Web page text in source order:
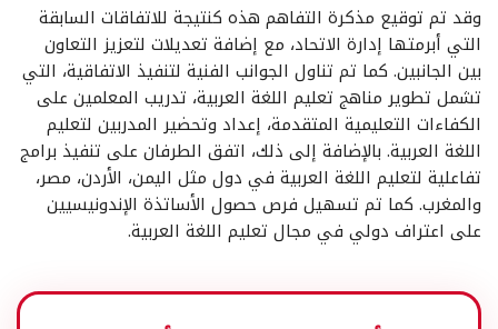
وقد تم توقيع مذكرة التفاهم هذه كنتيجة للاتفاقات السابقة
التي أبرمتها إدارة الاتحاد، مع إضافة تعديلات لتعزيز التعاون
بين الجانبين. كما تم تناول الجوانب الفنية لتنفيذ الاتفاقية، التي
تشمل تطوير مناهج تعليم اللغة العربية، تدريب المعلمين على
الكفاءات التعليمية المتقدمة، إعداد وتحضير المدربين لتعليم
اللغة العربية. بالإضافة إلى ذلك، اتفق الطرفان على تنفيذ برامج
تفاعلية لتعليم اللغة العربية في دول مثل اليمن، الأردن، مصر،
والمغرب. كما تم تسهيل فرص حصول الأساتذة الإندونيسيين
على اعتراف دولي في مجال تعليم اللغة العربية.